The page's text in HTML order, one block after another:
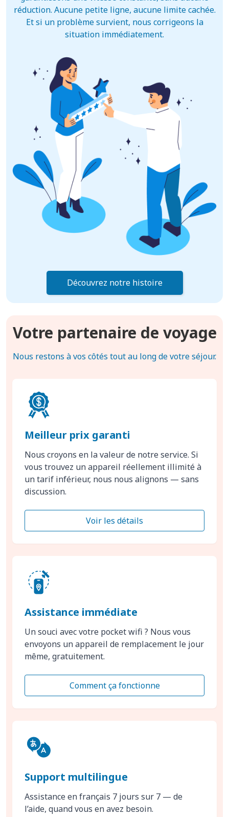
réduction. Aucune petite ligne, aucune limite cachée.
Et si un problème survient, nous corrigeons la
situation immédiatement.
Découvrez notre histoire
Votre partenaire de voyage
Nous restons à vos côtés tout au long de votre séjour.
Meilleur prix garanti
Nous croyons en la valeur de notre service. Si
vous trouvez un appareil réellement illimité à
un tarif inférieur, nous nous alignons — sans
discussion.
Voir les détails
Assistance immédiate
Un souci avec votre pocket wifi ? Nous vous
envoyons un appareil de remplacement le jour
même, gratuitement.
Comment ça fonctionne
Support multilingue
Assistance en français 7 jours sur 7 — de
l’aide, quand vous en avez besoin.